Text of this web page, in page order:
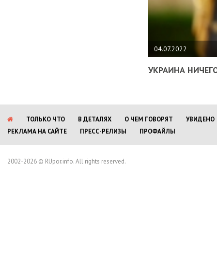
04.07.2022
УКРАИНА
ТОЛЬКО ЧТО В ДЕТАЛЯХ О ЧЕМ ГОВОРЯТ
УВИДЕНО
РЕКЛАМА НА САЙТЕ
ПРЕСС-РЕЛИЗЫ ПРОФАЙЛЫ
2002-2026 © RUpor.info. All rights reserved.